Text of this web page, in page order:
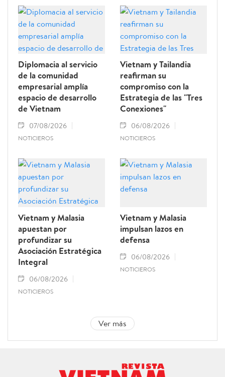
Diplomacia al servicio
de la comunidad
empresarial amplía
espacio de desarrollo
de Vietnam
07/08/2026
NOTICIEROS
Vietnam y Tailandia
reafirman su
compromiso con la
Estrategia de las "Tres
Conexiones"
06/08/2026
NOTICIEROS
Vietnam y Malasia
apuestan por
profundizar su
Asociación Estratégica
Integral
06/08/2026
NOTICIEROS
Vietnam y Malasia
impulsan lazos en
defensa
06/08/2026
NOTICIEROS
Ver más